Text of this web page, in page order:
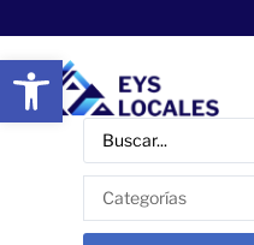
Abrir barra de herramientas